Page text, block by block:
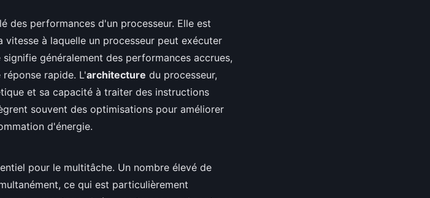
des performances d'un processeur. Elle est
à laquelle un processeur peut exécuter
généralement des performances accrues,
rapide. L'architecture du processeur,
et sa capacité à traiter des instructions
souvent des optimisations pour améliorer
d'énergie.
pour le multitâche. Un nombre élevé de
ce qui est particulièrement